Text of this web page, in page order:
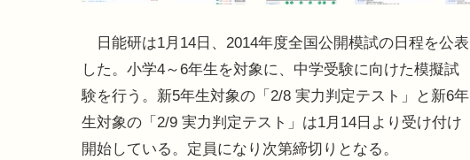
日能研は1月14日、2014年度全国公開模試の日程を公表
した。小学4～6年生を対象に、中学受験に向けた模擬試
験を行う。新5年生対象の「2/8 実力判定テスト」と新6年
生対象の「2/9 実力判定テスト」は1月14日より受け付け
開始している。定員になり次第締切りとなる。